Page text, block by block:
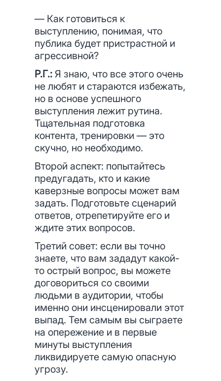
— Как готовиться к
выступлению, понимая, что
публика будет пристрастной и
агрессивной?
Р.Г.: Я знаю, что все этого очень
не любят и стараются избежать,
но в основе успешного
выступления лежит рутина.
Тщательная подготовка
контента, тренировки — это
скучно, но необходимо.
Второй аспект: попытайтесь
предугадать, кто и какие
каверзные вопросы может вам
задать. Подготовьте сценарий
ответов, отрепетируйте его и
ждите этих вопросов.
Третий совет: если вы точно
знаете, что вам зададут какой-
то острый вопрос, вы можете
договориться со своими
людьми в аудитории, чтобы
именно они инсценировали этот
выпад. Тем самым вы сыграете
на опережение и в первые
минуты выступления
ликвидируете самую опасную
угрозу.